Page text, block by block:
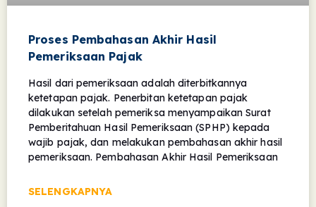
Proses Pembahasan Akhir Hasil
Pemeriksaan Pajak
Hasil dari pemeriksaan adalah diterbitkannya
ketetapan pajak. Penerbitan ketetapan pajak
dilakukan setelah pemeriksa menyampaikan Surat
Pemberitahuan Hasil Pemeriksaan (SPHP) kepada
wajib pajak, dan melakukan pembahasan akhir hasil
pemeriksaan. Pembahasan Akhir Hasil Pemeriksaan
SELENGKAPNYA